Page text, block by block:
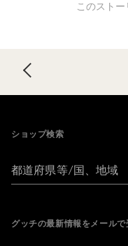
このスト
ショップ検索
都道府県等/国、地域
グッチの最新情報をメール